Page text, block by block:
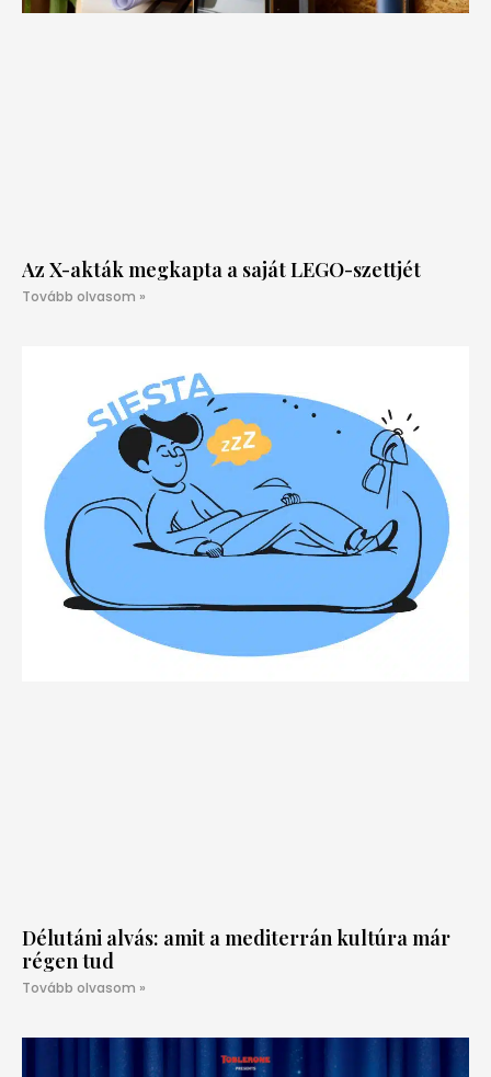
Az X-akták megkapta a saját LEGO-szettjét
Tovább olvasom »
Délutáni alvás: amit a mediterrán kultúra már
régen tud
Tovább olvasom »